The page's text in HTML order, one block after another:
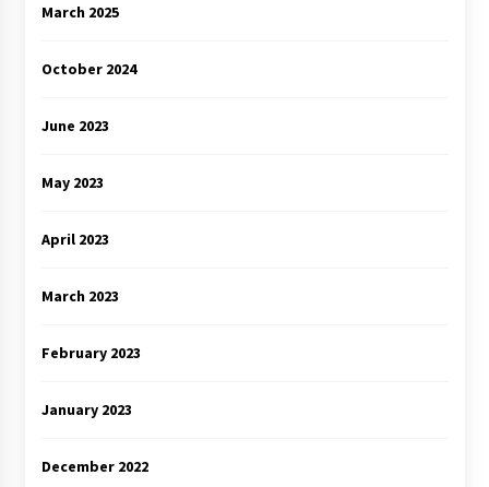
March 2025
October 2024
June 2023
May 2023
April 2023
March 2023
February 2023
January 2023
December 2022